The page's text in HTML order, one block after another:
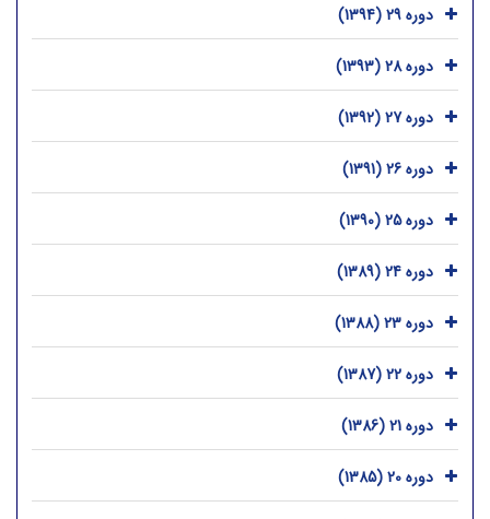
دوره 29 (1394)
دوره 28 (1393)
دوره 27 (1392)
دوره 26 (1391)
دوره 25 (1390)
دوره 24 (1389)
دوره 23 (1388)
دوره 22 (1387)
دوره 21 (1386)
دوره 20 (1385)